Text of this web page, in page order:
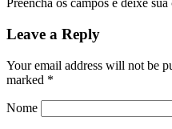
Preencha os campos e deixe
Leave a Reply
Your email address will not be
marked *
Nome